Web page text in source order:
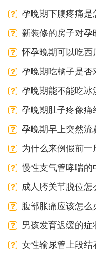
孕晚期下腹疼痛是
新装修的房子对
怀孕晚期可以吃西
孕晚期吃橘子是否
孕晚期能不能吃冰
孕晚期肚子疼像痛
孕晚期早上突然流
为什么来例假前一
慢性支气管哮喘的
成人胯关节脱位怎
腹部胀痛应该怎么
男孩发育迟缓的症
女性输尿管上段结